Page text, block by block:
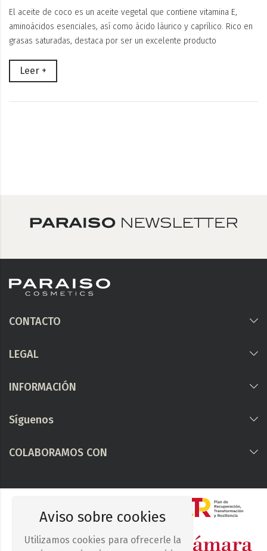
El aceite de coco es un aceite vegetal que contiene vitamina E,
aminoácidos esenciales, así como ácido láurico y caprílico. Rico en
grasas saturadas, destaca por ser un excelente producto
Leer +
CONTACTO
LEGAL
INFORMACIÓN
Síguenos
COLABORAMOS CON
Aviso sobre cookies
Utilizamos cookies para ofrecerle la